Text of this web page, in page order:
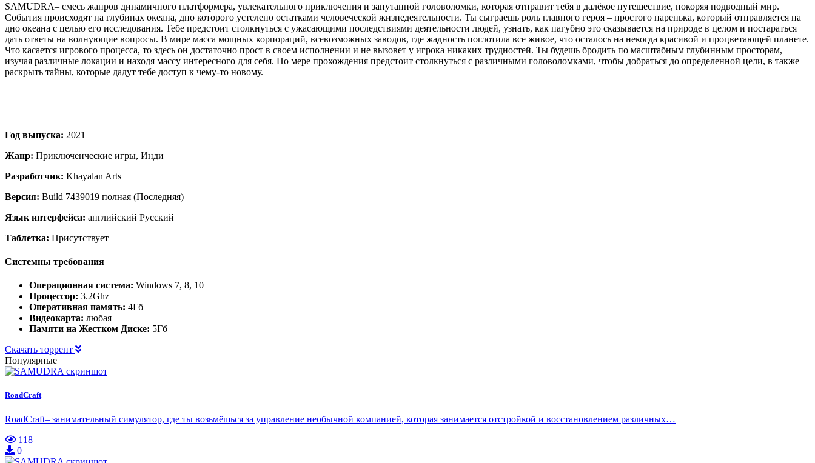
SAMUDRA– смесь жанров динамичного платформера, увлекательного приключения и запутанной головоломки, которая отправит тебя в далёкое путешествие, покоряя подводный мир.
События происходят на глубинах океана, дно которого устелено остатками человеческой жизнедеятельности. Ты сыграешь роль главного героя – простого паренька, который отправляется на
дно океана с целью его исследования. Тебе предстоит столкнуться с ужасающими последствиями деятельности людей, узнать, как пагубно это сказывается на природе в целом и постараться
дать ответы на волнующие вопросы. В мире масса мощных корпораций, всевозможных заводов, где жадность поглотила все живое, что осталось на некогда красивой и процветающей планете.
Что касается игрового процесса, то здесь он достаточно прост в своем исполнении и не вызовет у игрока никаких трудностей. Ты будешь бродить по масштабным глубинным просторам,
изучая различные локации и находя массу интересного для себя. По мере прохождения предстоит столкнуться с различными головоломками, чтобы добраться до определенной цели, в также
раскрыть тайны, которые дадут тебе доступ к чему-то новому.
Год выпуска: 2021
Жанр: Приключенческие игры, Инди
Разработчик: Khayalan Arts
Версия: Build 7439019 полная (Последняя)
Язык интерфейса: английский Русский
Таблетка: Присутствует
Системны требования
Операционная система: Windows 7, 8, 10
Процессор: 3.2Ghz
Оперативная память: 4Гб
Видеокарта: любая
Памяти на Жестком Диске: 5Гб
Скачать торрент
Популярные
RoadCraft
RoadCraft– занимательный симулятор, где ты возьмёшься за управление необычной компанией, которая занимается отстройкой и восстановлением различных…
118
0